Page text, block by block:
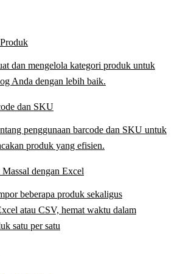
dan mengelola kategori produk untuk
Anda dengan lebih baik.
dan SKU
penggunaan barcode dan SKU untuk
produk yang efisien.
dengan Excel
beberapa produk sekaligus
atau CSV, hemat waktu dalam
satu per satu